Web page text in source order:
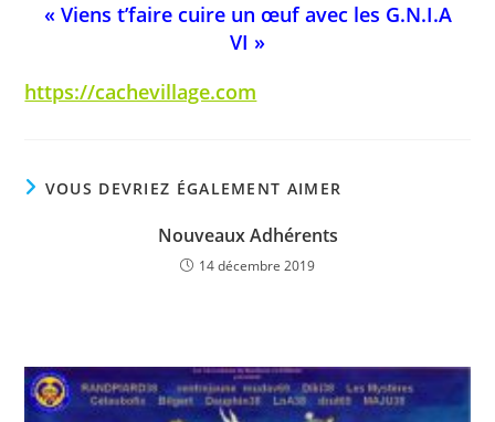
« Viens t’faire cuire un œuf avec les G.N.I.A
VI »
https://cachevillage.com
VOUS DEVRIEZ ÉGALEMENT AIMER
Nouveaux Adhérents
14 décembre 2019